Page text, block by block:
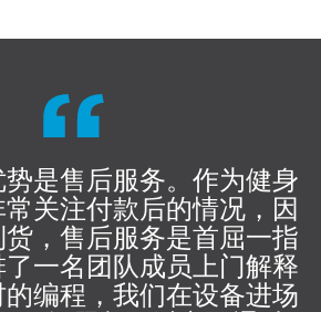
是售后服务。作为健身
关注付款后的情况，因
，售后服务是首屈一指
一名团队成员上门解释
编程，我们在设备进场